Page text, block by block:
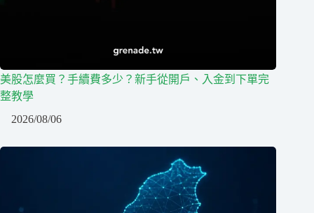
美股怎麼買？手續費多少？新手從開戶、入金到下單完
整教學
2026/08/06